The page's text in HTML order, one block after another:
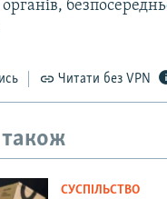
Читати без VPN
СУСПІЛЬСТВО